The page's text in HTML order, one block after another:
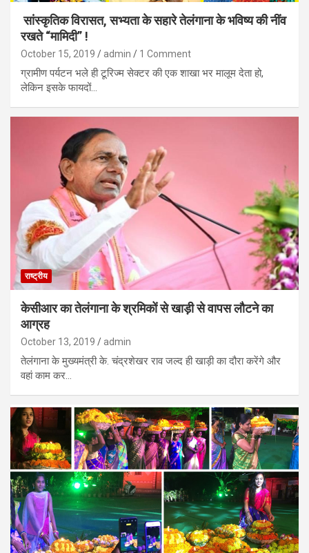
सांस्कृतिक विरासत, सभ्यता के सहारे तेलंगाना के भविष्य की नींव
रखते “मामिदी” !
October 15, 2019 admin 1 Comment
ग्रामीण पर्यटन भले ही टूरिज्म सेक्टर की एक शाखा भर मालूम देता हो,
लेकिन इसके फायदों…
राष्ट्रीय
केसीआर का तेलंगाना के श्रमिकों से खाड़ी से वापस लौटने का
आग्रह
October 13, 2019 admin
तेलंगाना के मुख्यमंत्री के. चंद्रशेखर राव जल्द ही खाड़ी का दौरा करेंगे और
वहां काम कर…